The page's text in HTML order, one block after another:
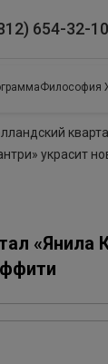
654-32-10
Философия
украсит
«Янила